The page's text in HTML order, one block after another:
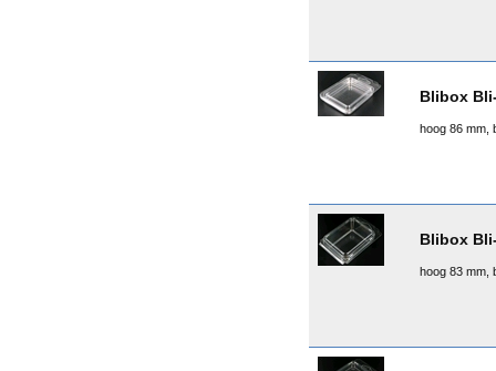
Blibox
hoog 86 mm,
Blibox
hoog 83 mm,